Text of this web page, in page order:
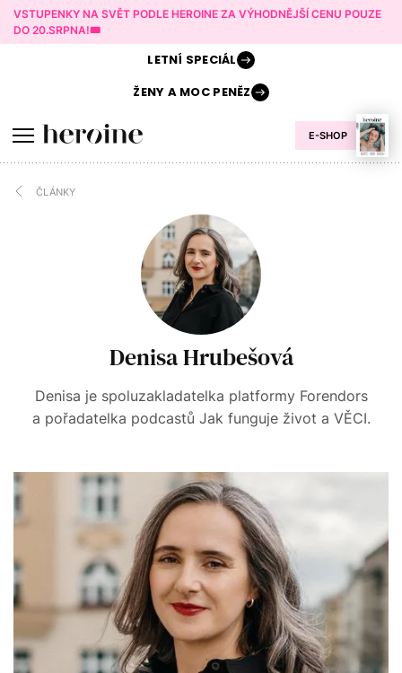
VSTUPENKY NA SVĚT PODLE HEROINE ZA VÝHODNĚJŠÍ CENU POUZE
DO 20.SRPNA!🎟️
E-SHOP
LETNÍ SPECIÁL
ŽENY AMOC PENĚZ
ČLÁNKY
Denisa Hrubešová
Denisa je spoluzakladatelka platformy Forendors
a pořadatelka podcastů Jak funguje život a VĚCI.